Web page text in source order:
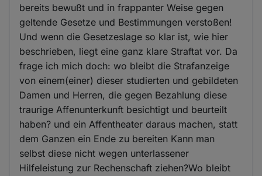
bereits bewußt und in frappanter Weise gegen
geltende Gesetze und Bestimmungen verstoßen!
Und wenn die Gesetzeslage so klar ist, wie hier
beschrieben, liegt eine ganz klare Straftat vor. Da
frage ich mich doch: wo bleibt die Strafanzeige
von einem(einer) dieser studierten und gebildeten
Damen und Herren, die gegen Bezahlung diese
traurige Affenunterkunft besichtigt und beurteilt
haben? und ein Affentheater daraus machen, statt
dem Ganzen ein Ende zu bereiten Kann man
selbst diese nicht wegen unterlassener
Hilfeleistung zur Rechenschaft ziehen?Wo bleibt